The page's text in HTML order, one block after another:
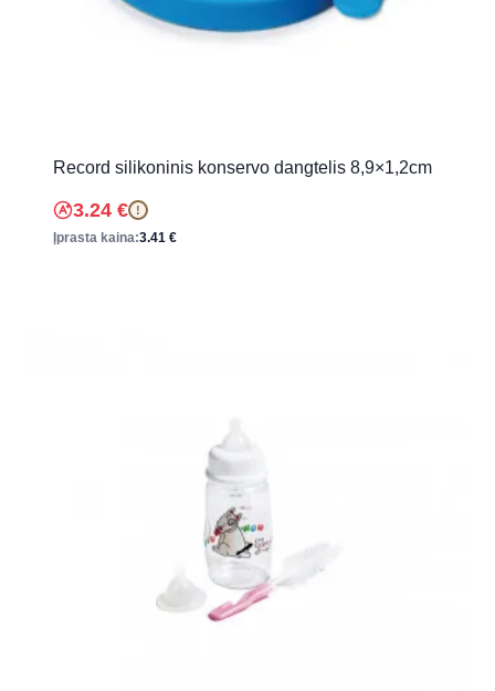
Record silikoninis konservo dangtelis 8,9×1,2cm
3.24 € !
Įprasta kaina:3.41 €